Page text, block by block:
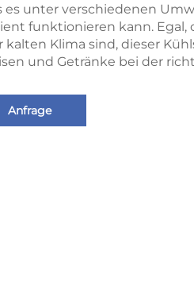
es unter verschiedenen
funktionieren kann. Egal,
kalten Klima sind, dieser
und Getränke bei der
Anfrage